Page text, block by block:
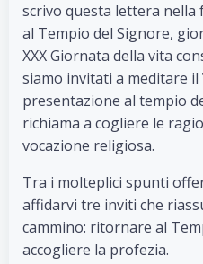
scrivo questa lettera nella
al Tempio del Signore,
XXX Giornata della vita
siamo invitati a meditare il
presentazione al tempio
richiama a cogliere le
vocazione religiosa.
Tra i molteplici spunti
affidarvi tre inviti che
cammino: ritornare al
accogliere la profezia.